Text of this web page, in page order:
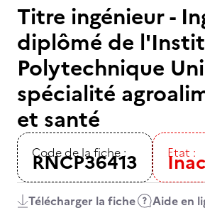
Titre ingénieur -
diplômé de
Polytechnique
spécialité
et santé
Code de la fiche :
RNCP36413 Etat :
Télécharger la fiche Aide en